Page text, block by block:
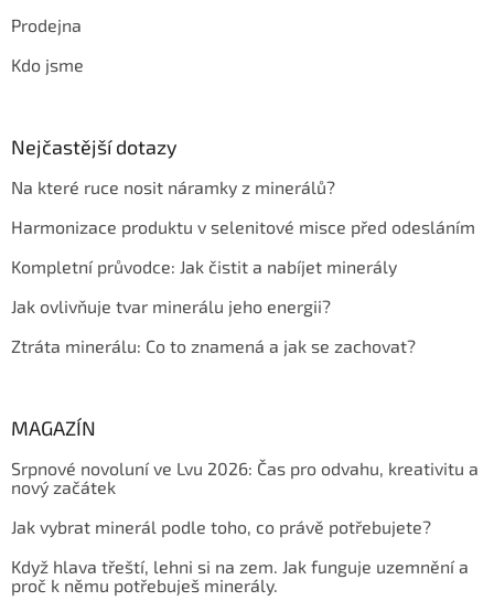
Prodejna
Kdo jsme
Nejčastější dotazy
Na které ruce nosit náramky z minerálů?
Harmonizace produktu v selenitové misce před odesláním
Kompletní průvodce: Jak čistit a nabíjet minerály
Jak ovlivňuje tvar minerálu jeho energii?
Ztráta minerálu: Co to znamená a jak se zachovat?
MAGAZÍN
Srpnové novoluní ve Lvu 2026: Čas pro odvahu, kreativitu a
nový začátek
Jak vybrat minerál podle toho, co právě potřebujete?
Když hlava třeští, lehni si na zem. Jak funguje uzemnění a
proč k němu potřebuješ minerály.